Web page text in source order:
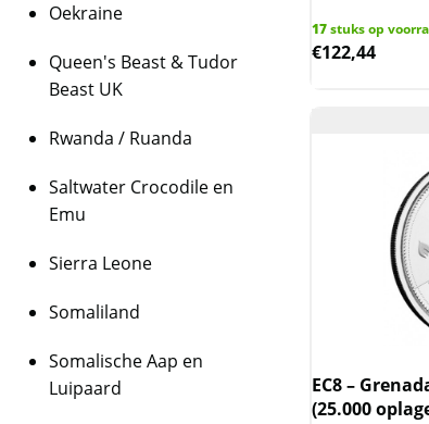
17stuks op
€122,44
EC8 –
(25.000
Oekraine
Queen's Beast & Tudor
Beast UK
Rwanda / Ruanda
Saltwater Crocodile en
Emu
Sierra Leone
Somaliland
Somalische Aap en
Luipaard